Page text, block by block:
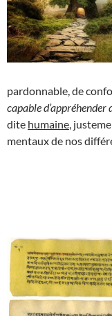
pardonnable, de
capable d’appréhender
dite humaine ,
mentaux de nos